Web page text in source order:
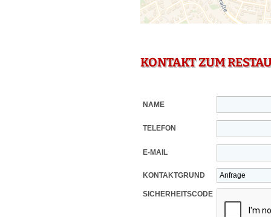
KONTAKT ZUM
NAME
TELEFON
E-MAIL
KONTAKTGRUND
SICHERHEITSCODE